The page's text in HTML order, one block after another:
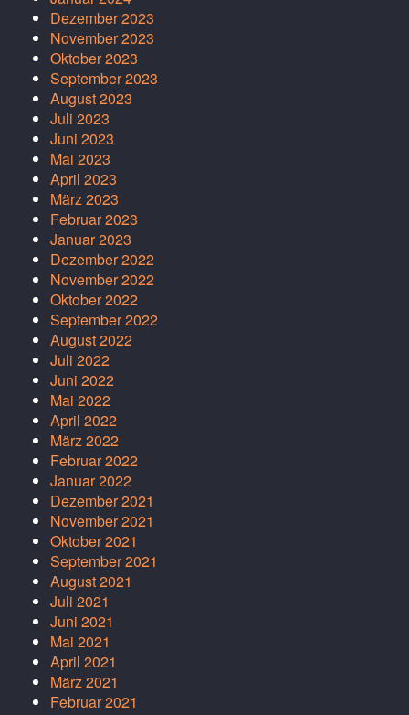
Dezember 2023
November 2023
Oktober 2023
September 2023
August 2023
Juli 2023
Juni 2023
Mai 2023
April 2023
März 2023
Februar 2023
Januar 2023
Dezember 2022
November 2022
Oktober 2022
September 2022
August 2022
Juli 2022
Juni 2022
Mai 2022
April 2022
März 2022
Februar 2022
Januar 2022
Dezember 2021
November 2021
Oktober 2021
September 2021
August 2021
Juli 2021
Juni 2021
Mai 2021
April 2021
März 2021
Februar 2021